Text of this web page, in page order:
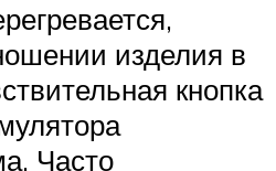
изделия в
кнопка
Часто